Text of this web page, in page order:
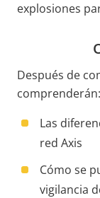
explosiones
Después de
comprenderán:
Las
red Axis
Cómo se
vigilancia